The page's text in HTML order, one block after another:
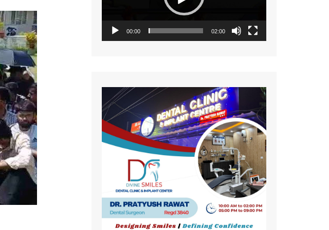
पर्यावरण
सामयिकी
समाज
विमर्श
विज्ञान
वन्य जीव
महिला संसार
जीवन
कला
00:00 02:00